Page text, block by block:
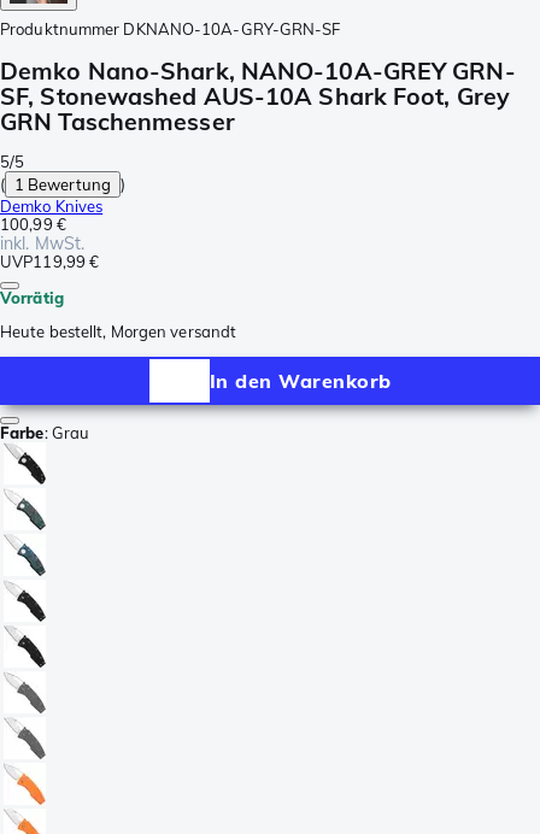
Produktnummer DKNANO-10A-GRY-GRN-SF
Demko Nano-Shark, NANO-10A-GREY GRN-
SF, Stonewashed AUS-10A Shark Foot, Grey
GRN Taschenmesser
5/5
( 1 Bewertung )
Demko Knives
100,99 €
inkl. MwSt.
UVP119,99 €
Vorrätig
Heute bestellt, Morgen versandt
In den Warenkorb
Farbe:Grau